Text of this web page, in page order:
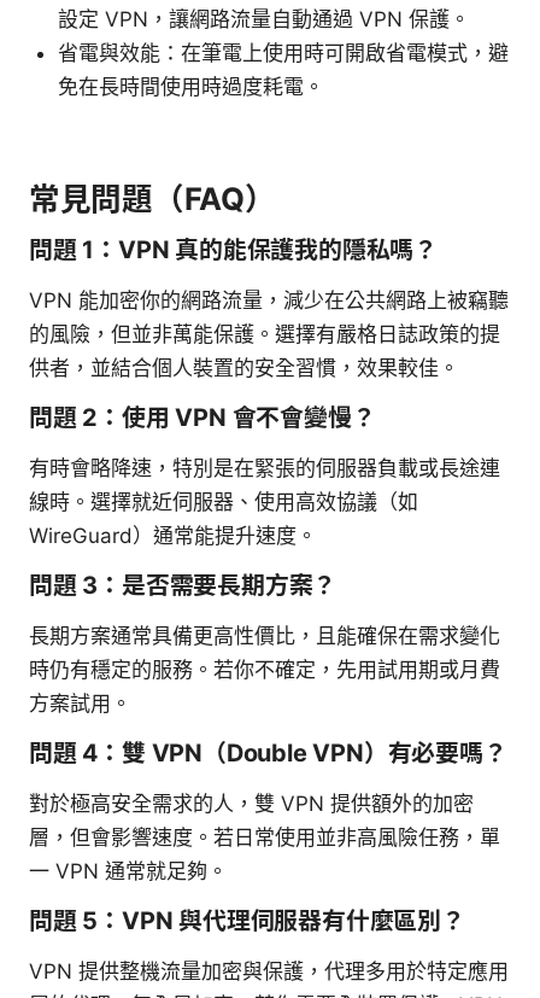
設定 VPN，讓網路流量自動通過 VPN 保護。
省電與效能：在筆電上使用時可開啟省電模式，避
免在長時間使用時過度耗電。
常見問題（FAQ）
問題 1：VPN 真的能保護我的隱私嗎？
VPN 能加密你的網路流量，減少在公共網路上被竊聽
的風險，但並非萬能保護。選擇有嚴格日誌政策的提
供者，並結合個人裝置的安全習慣，效果較佳。
問題 2：使用 VPN 會不會變慢？
有時會略降速，特別是在緊張的伺服器負載或長途連
線時。選擇就近伺服器、使用高效協議（如
WireGuard）通常能提升速度。
問題 3：是否需要長期方案？
長期方案通常具備更高性價比，且能確保在需求變化
時仍有穩定的服務。若你不確定，先用試用期或月費
方案試用。
問題 4：雙 VPN（Double VPN）有必要嗎？
對於極高安全需求的人，雙 VPN 提供額外的加密
層，但會影響速度。若日常使用並非高風險任務，單
一 VPN 通常就足夠。
問題 5：VPN 與代理伺服器有什麼區別？
VPN 提供整機流量加密與保護，代理多用於特定應用